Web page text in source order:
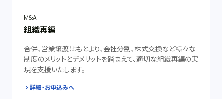
M&A
組織再編
合併、営業譲渡はもとより、会社分割、株式交換など様々な
制度のメリットとデメリットを踏まえて、適切な組織再編の実
現を支援いたします。
詳細・お申込みへ